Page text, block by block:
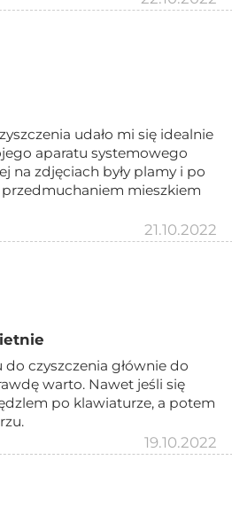
udało mi się idealnie
aparatu systemowego
na zdjęciach były plamy i po
przedmuchaniem mieszkiem
21.10.2022
czyszczenia głównie do
warto. Nawet jeśli się
po klawiaturze, a potem
19.10.2022